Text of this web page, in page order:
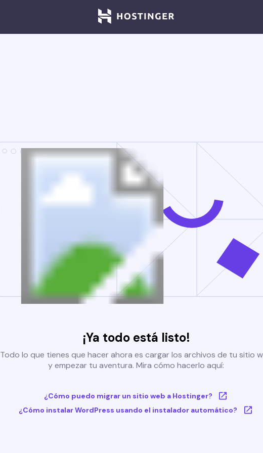
¡Ya todo está listo!
Todo lo que tienes que hacer ahora es cargar los archivos de tu sitio
y empezar tu aventura. Mira cómo hacerlo aquí:
¿Cómo puedo migrar un sitio web a Hostinger?
¿Cómo instalar WordPress usando el instalador automático?